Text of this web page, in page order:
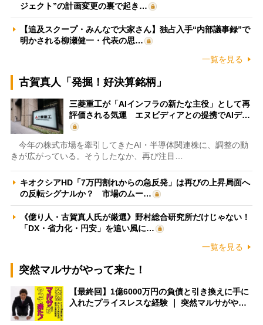
ジェクト”の計画変更の裏で起き…
【追及スクープ・みんなで大家さん】独占入手“内部議事録”で
明かされる柳瀬健一・代表の思…
一覧を見る
古賀真人「発掘！好決算銘柄」
三菱重工が「AIインフラの新たな主役」として再
評価される気運 エヌビディアとの提携でAIデ…
今年の株式市場を牽引してきたAI・半導体関連株に、調整の動
きが広がっている。そうしたなか、再び注目…
キオクシアHD「7万円割れからの急反発」は再びの上昇局面へ
の反転シグナルか？ 市場のムー…
《億り人・古賀真人氏が厳選》野村総合研究所だけじゃない！
「DX・省力化・円安」を追い風に…
一覧を見る
突然マルサがやって来た！
【最終回】1億6000万円の負債と引き換えに手に
入れたプライスレスな経験 ｜ 突然マルサがや…